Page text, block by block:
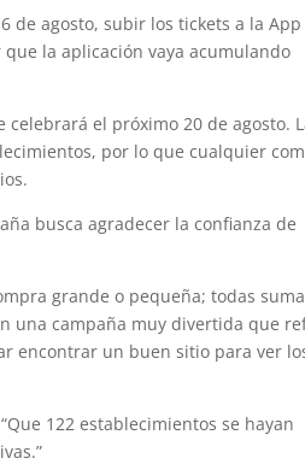
de agosto, subir los tickets a la App
la aplicación vaya acumulando
el próximo 20 de agosto.
por lo que cualquier
busca agradecer la confianza de
grande o pequeña; todas
una campaña muy divertida que
encontrar un buen sitio para ver
122 establecimientos se hayan